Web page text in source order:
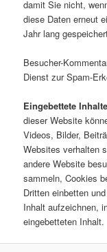
damit Sie nicht,
diese Daten erneut
Jahr lang
Besucher-
Dienst zur Spam-
Eingebettete
dieser Website
Videos, Bilder,
Websites verhalten
andere Website
sammeln, Cookies
Dritten einbetten
Inhalt aufzeichnen,
eingebetteten Inhalt.